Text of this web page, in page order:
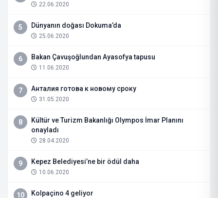
22.06.2020
5 Dünyanın doğası Dokuma’da
25.06.2020
6 Bakan Çavuşoğlundan Ayasofya tapusu
11.06.2020
7 Анталия готова к новому сроку
31.05.2020
8
Kültür ve Turizm Bakanlığı Olympos İmar Planını
onayladı
28.04.2020
9 Kepez Belediyesi’ne bir ödül daha
10.06.2020
10 Kolpaçino 4 geliyor